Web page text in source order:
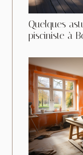
Quelques
pisciniste à